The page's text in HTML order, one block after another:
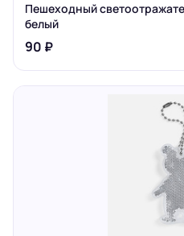
Пешеходный
белый
90 ₽